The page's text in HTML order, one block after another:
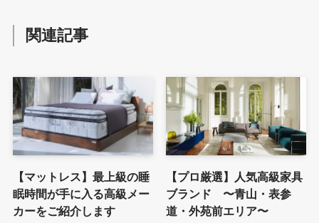
関連記事
【マットレス】最上級の睡
眠時間が手に入る高級メー
カーをご紹介します
【プロ厳選】人気高級家具
ブランド 〜青山・表参
道・外苑前エリア〜